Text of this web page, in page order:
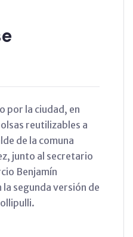
por la ciudad, en
reutilizables a
de la comuna
junto al secretario
Benjamín
segunda versión de